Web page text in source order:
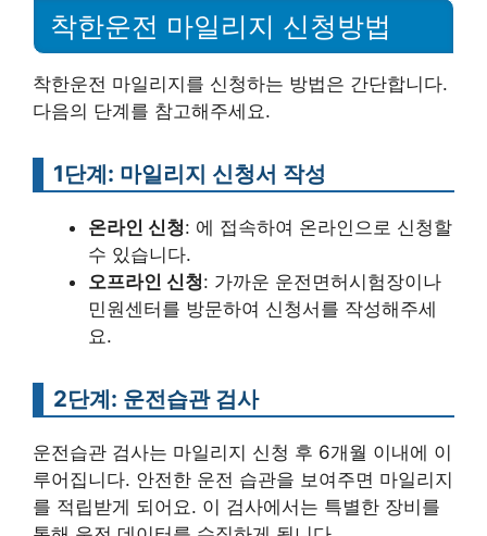
착한운전 마일리지 신청방법
착한운전 마일리지를 신청하는 방법은 간단합니다.
다음의 단계를 참고해주세요.
1단계: 마일리지 신청서 작성
온라인 신청: 에 접속하여 온라인으로 신청할
수 있습니다.
오프라인 신청: 가까운 운전면허시험장이나
민원센터를 방문하여 신청서를 작성해주세
요.
2단계: 운전습관 검사
운전습관 검사는 마일리지 신청 후 6개월 이내에 이
루어집니다. 안전한 운전 습관을 보여주면 마일리지
를 적립받게 되어요. 이 검사에서는 특별한 장비를